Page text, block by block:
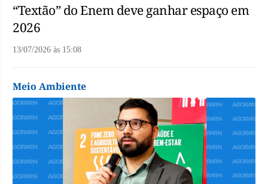
“Textão” do Enem deve ganhar espaço em
2026
13/07/2026 às 15:08
Meio Ambiente